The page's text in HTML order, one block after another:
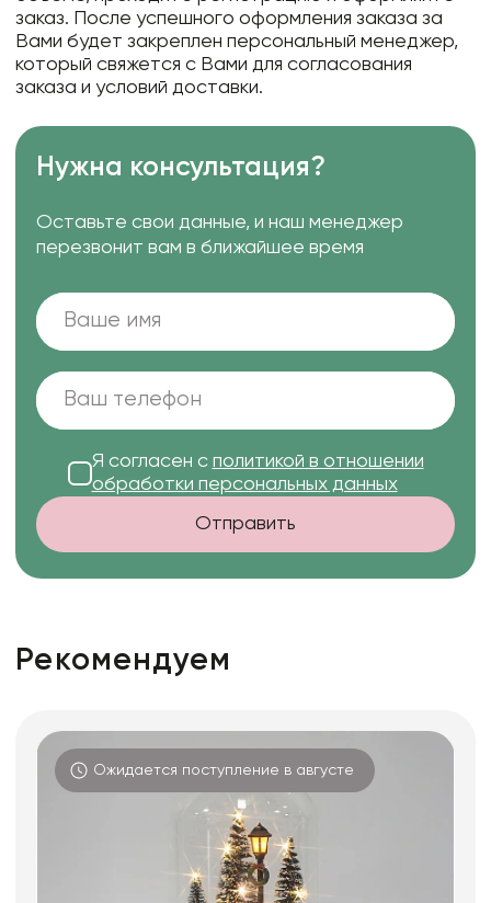
заказ. После успешного оформления заказа за
Вами будет закреплен персональный менеджер,
который свяжется с Вами для согласования
заказа и условий доставки.
Нужна консультация?
Оставьте свои данные, и наш менеджер
перезвонит вам в ближайшее время
Я согласен с политикой в отношении
обработки персональных данных
Отправить
Рекомендуем
Ожидается поступление в августе